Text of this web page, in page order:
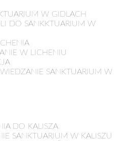
W GIDLACH
DO SANKKTUARIUM W
W LICHENIU
SANKTUARIUM W
DO KALISZA
SANKTUARIUM W KALISZU